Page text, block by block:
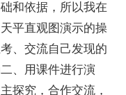
和依据，所以我在
平直观图演示的操
、交流自己发现的
、用课件进行演
探究，合作交流，